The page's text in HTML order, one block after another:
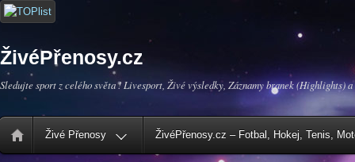
ŽivéPřenosy.cz
Sledujte sport z celého světa ! Livesport, Živé výsledky, Záznamy branek (Highlights) a
Živé Přenosy ŽivéPřenosy.cz – Fotbal, Hokej, Tenis,